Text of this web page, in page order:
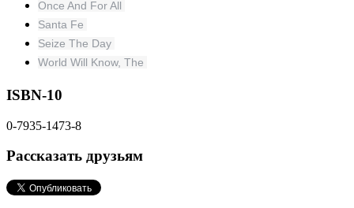
Once And For All
Santa Fe
Seize The Day
World Will Know, The
ISBN-10
0-7935-1473-8
Рассказать друзьям